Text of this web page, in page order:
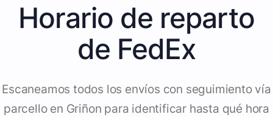
Horario de reparto
de FedEx
Escaneamos todos los envíos con seguimiento vía
parcello en Griñon para identificar hasta qué hora